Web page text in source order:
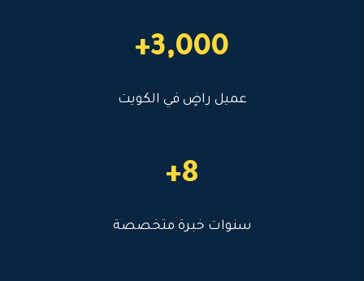
3,000+
عميل راضٍ في الكويت
8+
سنوات خبرة متخصصة